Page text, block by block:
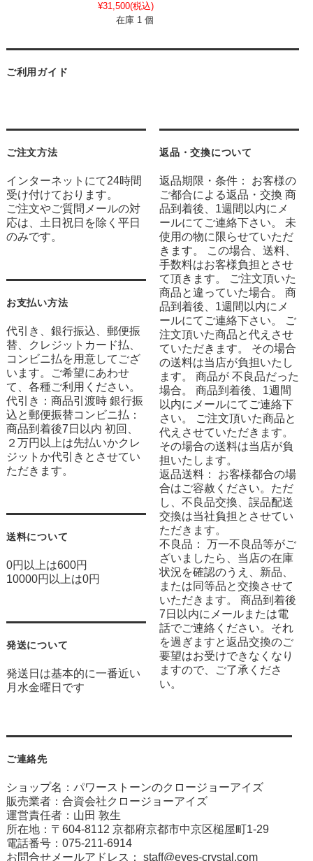
¥31,500(税込)
在庫 1 個
ご利用ガイド
ご注文方法
インターネットにて24時間
受け付けております。
ご注文やご質問メールの対
応は、土日祝日を除く平日
のみです。
お支払い方法
代引き、銀行振込、郵便振
替、クレジットカード払、
コンビニ払を用意してござ
います。ご希望にあわせ
て、各種ご利用ください。
代引き：商品引渡時 銀行振
込と郵便振替コンビニ払：
商品到着後7日以内 初回、
２万円以上は先払いかクレ
ジットか代引きとさせてい
ただきます。
送料について
0円以上は600円
10000円以上は0円
発送について
発送日は基本的に一番近い
月水金曜日です
返品・交換について
返品期限・条件： お客様の
ご都合による返品・交換 商
品到着後、1週間以内にメ
ールにてご連絡下さい。 未
使用の物に限らせていただ
きます。 この場合、送料、
手数料はお客様負担とさせ
て頂きます。 ご注文頂いた
商品と違っていた場合。 商
品到着後、1週間以内にメ
ールにてご連絡下さい。 ご
注文頂いた商品と代えさせ
ていただきます。 その場合
の送料は当店が負担いたし
ます。 商品が 不良品だった
場合。 商品到着後、1週間
以内にメールにてご連絡下
さい。 ご注文頂いた商品と
代えさせていただきます。
その場合の送料は当店が負
担いたします。
返品送料： お客様都合の場
合はご容赦ください。ただ
し、不良品交換、誤品配送
交換は当社負担とさせてい
ただきます。
不良品： 万一不良品等がご
ざいましたら、当店の在庫
状況を確認のうえ、新品、
または同等品と交換させて
いただきます。 商品到着後
7日以内にメールまたは電
話でご連絡ください。それ
を過ぎますと返品交換のご
要望はお受けできなくなり
ますので、ご了承くださ
い。
ご連絡先
ショップ名：パワーストーンのクロージョーアイズ
販売業者：合資会社クロージョーアイズ
運営責任者：山田 敦生
所在地：〒604-8112 京都府京都市中京区槌屋町1-29
電話番号：075-211-6914
お問合せメールアドレス： staff@eyes-crystal.com